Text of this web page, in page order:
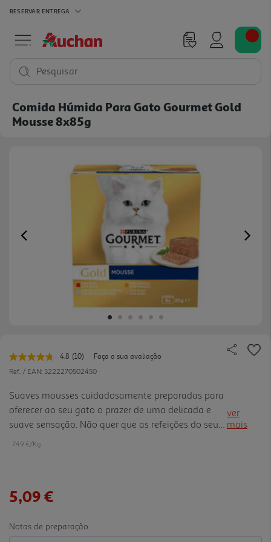
RESERVAR ENTREGA
Pesquisar
Comida Húmida Para Gato Gourmet Gold
Mousse 8x85g
Previous
4.8 Leu
10
para
a
mesma
página.
(10)
Faça a sua avaliação
Ref. / EAN: 3222270502450
Suaves mousses cuidadosamente preparadas para
oferecer ao seu gato o prazer de uma delicada e
suave sensação. Não quer que as refeições do seu
gato se tornem monótonas, por isso procura
paladar com uma experiência de sabor diferente
salmão e outros sabores requintados,
ver
mais
7.49 €/Kg
5,09 €
Notas de preparação